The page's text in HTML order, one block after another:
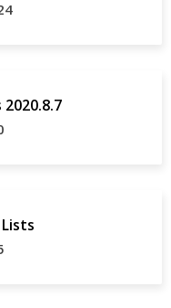
2020.8.7